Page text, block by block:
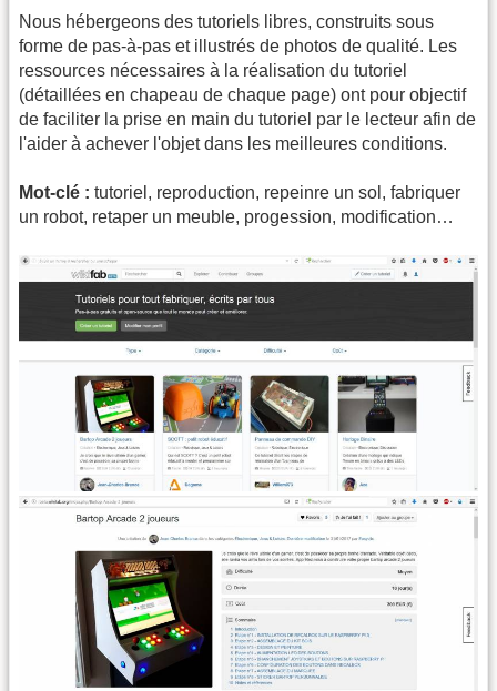
Nous hébergeons des tutoriels libres, construits sous
forme de pas-à-pas et illustrés de photos de qualité. Les
ressources nécessaires à la réalisation du tutoriel
(détaillées en chapeau de chaque page) ont pour objectif
de faciliter la prise en main du tutoriel par le lecteur afin de
l'aider à achever l'objet dans les meilleures conditions.
Mot-clé : tutoriel, reproduction, repeinre un sol, fabriquer
un robot, retaper un meuble, progession, modification…